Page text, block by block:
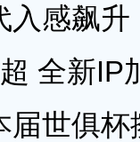
入感飙
全新IP
世俱杯